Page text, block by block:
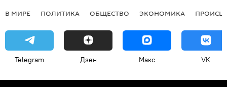
В МИРЕ ПОЛИТИКА ОБЩЕСТВО ЭКОНОМИКА
Telegram Дзен Макс VK